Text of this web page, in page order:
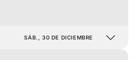
SÁB., 30 DE DICIEMBRE